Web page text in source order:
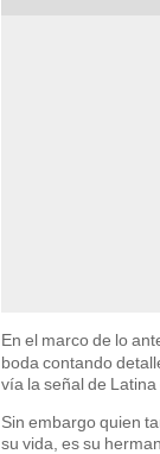
En el marco de lo
boda contando
vía la señal de Latina
Sin embargo quien
su vida, es su